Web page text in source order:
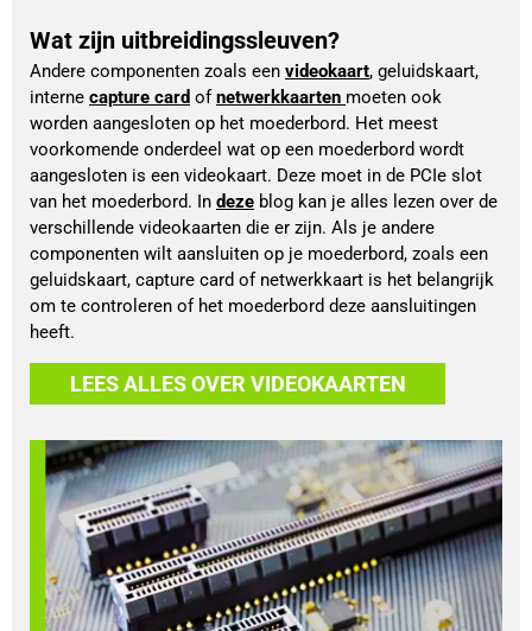
Wat zijn uitbreidingssleuven?
Andere componenten zoals een videokaart, geluidskaart,
interne capture card of netwerkkaarten moeten ook
worden aangesloten op het moederbord. Het meest
voorkomende onderdeel wat op een moederbord wordt
aangesloten is een videokaart. Deze moet in de PCIe slot
van het moederbord. In deze blog kan je alles lezen over de
verschillende videokaarten die er zijn. Als je andere
componenten wilt aansluiten op je moederbord, zoals een
geluidskaart, capture card of netwerkkaart is het belangrijk
om te controleren of het moederbord deze aansluitingen
heeft.
LEES ALLES OVER VIDEOKAARTEN